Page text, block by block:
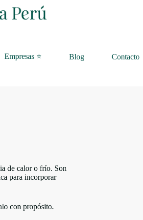
Empresas ⭐ Blog Contacto
de calor o frío. Son
para incorporar
con propósito.